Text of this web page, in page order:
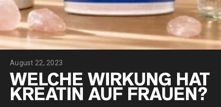
August 22, 2023
WELCHE WIRKUNG HAT
KREATIN AUF FRAUEN?